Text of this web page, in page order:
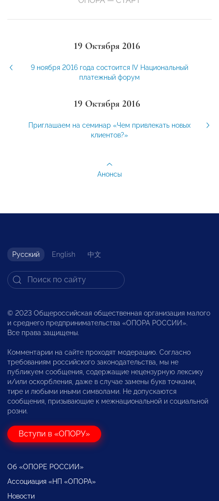
19 Октября 2016
9 ноября 2016 года состоится IV Национальный
платежный форум
19 Октября 2016
Приглашаем на семинар «Чем привлекать новых
клиентов?»
Анонсы
Русский English 中文
© 2023 Общероссийская общественная организация малого
и среднего предпринимательства «ОПОРА РОССИИ».
Все права защищены.
Комментарии на сайте проходят модерацию. Согласно
требованиям российского законодательства, мы не
публикуем сообщения, содержащие нецензурную лексику
и/или оскорбления, даже в случае замены букв точками,
тире и любыми иными символами. Не допускаются
сообщения, призывающие к межнациональной и социальной
розни.
Вступи в «ОПОРУ»
Об «ОПОРЕ РОССИИ»
Ассоциация «НП «ОПОРА»
Новости